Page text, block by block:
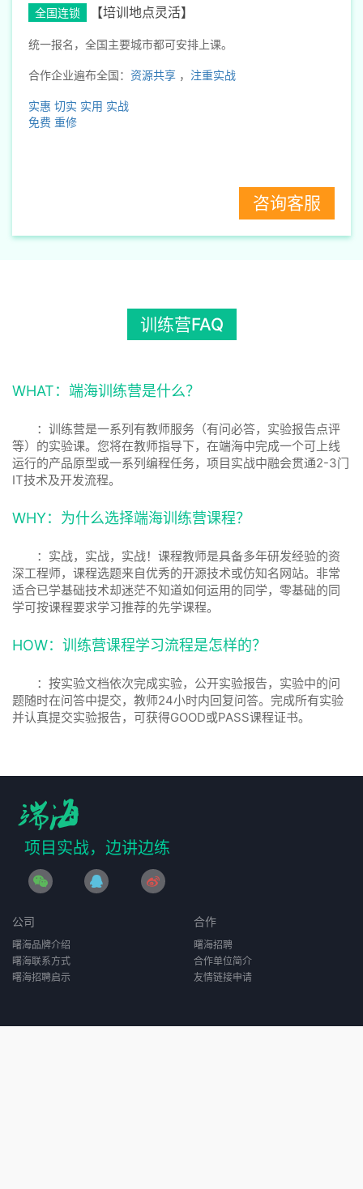
全国连锁 【培训地点灵活】
统一报名，全国主要城市都可安排上课。
合作企业遍布全国： 资源共享 ， 注重实战
实惠 切实 实用 实战
免费 重修
咨询客服
训练营FAQ
WHAT：端海训练营是什么？
：训练营是一系列有教师服务（有问必答，实验报告点评
等）的实验课。您将在教师指导下，在端海中完成一个可上线
运行的产品原型或一系列编程任务，项目实战中融会贯通2-3门
IT技术及开发流程。
WHY：为什么选择端海训练营课程？
：实战，实战，实战！课程教师是具备多年研发经验的资
深工程师，课程选题来自优秀的开源技术或仿知名网站。非常
适合已学基础技术却迷茫不知道如何运用的同学，零基础的同
学可按课程要求学习推荐的先学课程。
HOW：训练营课程学习流程是怎样的？
：按实验文档依次完成实验，公开实验报告，实验中的问
题随时在问答中提交，教师24小时内回复问答。完成所有实验
并认真提交实验报告，可获得GOOD或PASS课程证书。
项目实战，边讲边练
公司
曙海品牌介绍
曙海联系方式
曙海招聘启示
合作
曙海招聘
合作单位简介
友情链接申请